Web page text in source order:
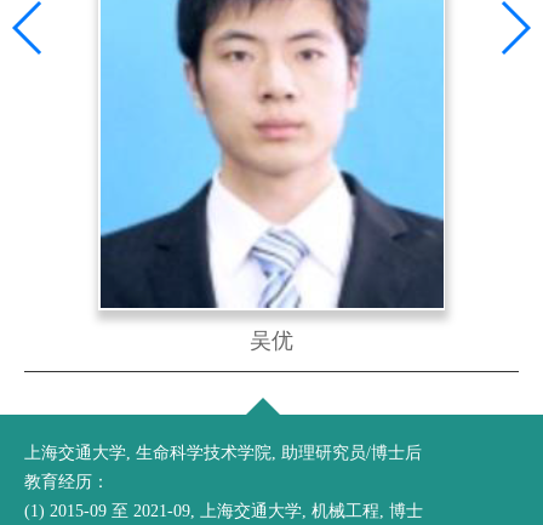
吴优
上海交通大学, 生命科学技术学院, 助理研究员/博士后
教育经历：
(1) 2015-09 至 2021-09, 上海交通大学, 机械工程, 博士